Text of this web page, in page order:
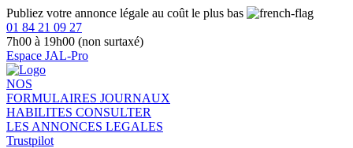
Publiez votre annonce légale au coût le plus bas
01 84 21 09 27
7h00 à 19h00 (non surtaxé)
Espace JAL-Pro
NOS
FORMULAIRES JOURNAUX
HABILITES CONSULTER
LES ANNONCES LEGALES
Trustpilot